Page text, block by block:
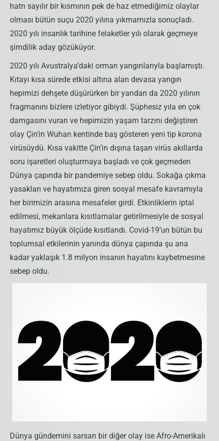
hatrı sayılır bir kısmının pek de haz etmediğimiz olaylar
olması bütün suçu 2020 yılına yıkmamızla sonuçladı.
2020 yılı insanlık tarihine felaketler yılı olarak geçmeye
şimdilik aday gözüküyor.
2020 yılı Avustralya’daki orman yangınlarıyla başlamıştı.
Kıtayı kısa sürede etkisi altına alan devasa yangın
hepimizi dehşete düşürürken bir yandan da 2020 yılının
fragmanını bizlere izletiyor gibiydi. Şüphesiz yıla en çok
damgasını vuran ve hepimizin yaşam tarzını değiştiren
olay Çin’in Wuhan kentinde baş gösteren yeni tip korona
virüsüydü. Kısa vakitte Çin’in dışına taşan virüs akıllarda
soru işaretleri oluşturmaya başladı ve çok geçmeden
Dünya çapında bir pandemiye sebep oldu. Sokağa çıkma
yasakları ve hayatımıza giren sosyal mesafe kavramıyla
her birimizin arasına mesafeler girdi. Etkinliklerin iptal
edilmesi, mekanlara kısıtlamalar getirilmesiyle de sosyal
hayatımız büyük ölçüde kısıtlandı. Covid-19’un bütün bu
toplumsal etkilerinin yanında dünya çapında şu ana
kadar yaklaşık 1.8 milyon insanın hayatını kaybetmesine
sebep oldu.
Dünya gündemini sarsan bir diğer olay ise Afro-Amerikalı